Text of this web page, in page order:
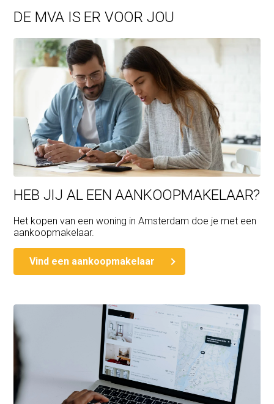
DE MVA IS ER VOOR JOU
HEB JIJ AL EEN AANKOOPMAKELAAR?
Het kopen van een woning in Amsterdam doe je met een
aankoopmakelaar.
Vind een aankoopmakelaar